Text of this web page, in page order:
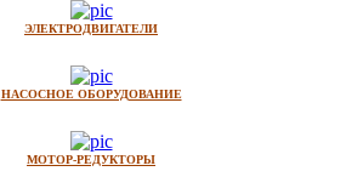
ЭЛЕКТРОДВИГАТЕЛИ
НАСОСНОЕ ОБОРУДОВАНИЕ
МОТОР-РЕДУКТОРЫ